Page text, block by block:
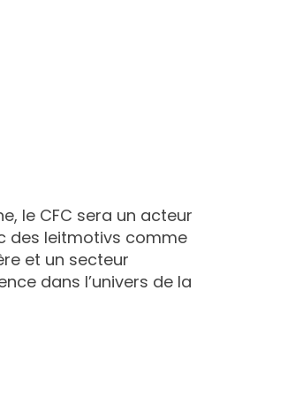
le CFC sera un acteur
des leitmotivs comme
et un secteur
dans l’univers de la